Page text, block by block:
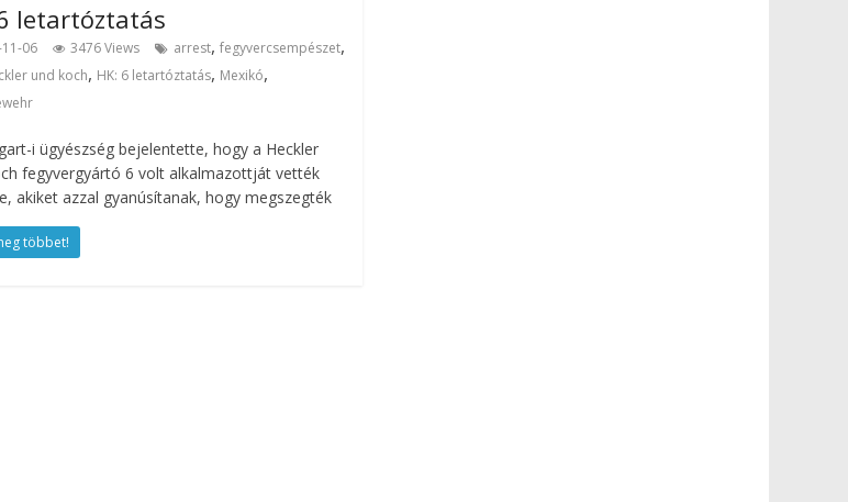
letartóztatás
06 3476 Views arrest,fegyvercsempészet,
und koch, HK: 6 letartóztatás, Mexikó,
i ügyészség bejelentette, hogy a Heckler
fegyvergyártó 6 volt alkalmazottját vették
akiket azzal gyanúsítanak, hogy megszegték
többet!